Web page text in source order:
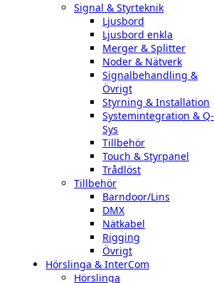
Signal & Styrteknik
Ljusbord
Ljusbord enkla
Merger & Splitter
Noder & Nätverk
Signalbehandling &
Övrigt
Styrning & Installation
Systemintegration & Q-
Sys
Tillbehör
Touch & Styrpanel
Trådlöst
Tillbehör
Barndoor/Lins
DMX
Nätkabel
Rigging
Övrigt
Hörslinga & InterCom
Hörslinga